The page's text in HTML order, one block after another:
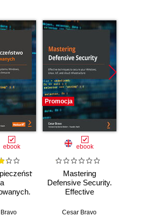
ebook
Promocja
ebook
Mastering
Defensive Security.
Effective
secure your
Cesar Bravo